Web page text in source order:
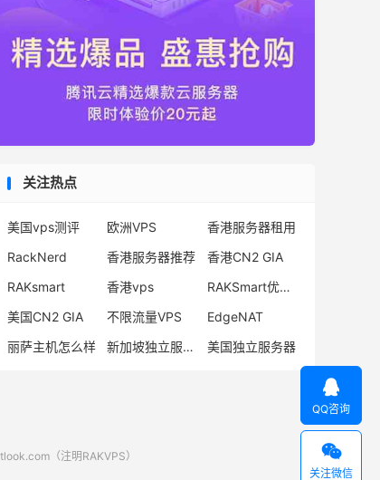
关注热点
美国vps测评 欧洲VPS
香港服务器租用
RackNerd
香港服务器推荐
香港CN2 GIA
RAKsmart
香港vps
RAKSmart优惠码
美国CN2 GIA
不限流量VPS
EdgeNAT
丽萨主机怎么样
新加坡独立服务器 美国独立服务器
（注明RAKVPS）

QQ咨询

关注微信